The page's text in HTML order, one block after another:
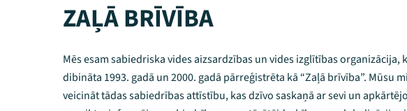
ZAĻĀ BRĪVĪBA
Mēs esam sabiedriska vides aizsardzības un vides izglītības organizācija,
dibināta 1993. gadā un 2000. gadā pārreģistrēta kā “Zaļā brīvība”. Mūsu
veicināt tādas sabiedrības attīstību, kas dzīvo saskaņā ar sevi un